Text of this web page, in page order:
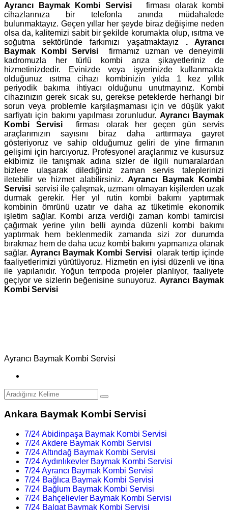
Ayrancı Baymak Kombi Servisi firması olarak kombi
cihazlarınıza bir telefonla anında müdahalede
bulunmaktayız. Geçen yıllar her şeyde biraz değişime neden
olsa da, kalitemizi sabit bir şekilde korumakta olup, ısıtma ve
soğutma sektöründe farkımızı yaşatmaktayız .Ayrancı
Baymak Kombi Servisifirmamız uzman ve deneyimli
kadromuzla her türlü kombi arıza şikayetleriniz de
hizmetinizdedir. Evinizde veya işyerinizde kullanmakta
olduğunuz ısıtma cihazı kombinizin yılda 1 kez yıllık
periyodik bakıma ihtiyacı olduğunu unutmayınız. Kombi
cihazınızın gerek sıcak su, gerekse peteklerde herhangi bir
sorun veya problemle karşılaşmaması için ve düşük yakıt
sarfiyatı için bakımı yapılması zorunludur. Ayrancı Baymak
Kombi Servisi firması olarak her geçen gün servis
araçlarımızın sayısını biraz daha arttırmaya gayret
gösteriyoruz ve sahip olduğumuz geliri de yine firmanın
gelişimi için harcıyoruz. Profesyonel araçlarımız ve kusursuz
ekibimiz ile tanışmak adına sizler de ilgili numaralardan
bizlere ulaşarak dilediğiniz zaman servis taleplerinizi
iletebilir ve hizmet alabilirsiniz. Ayrancı Baymak Kombi
Servisi servisi ile çalışmak, uzmanı olmayan kişilerden uzak
durmak gerekir. Her yıl rutin kombi bakımı yaptırmak
kombinin ömrünü uzatır ve daha az tüketimle ekonomik
işletim sağlar. Kombi arıza verdiği zaman kombi tamircisi
çağırmak yerine yılın belli ayında düzenli kombi bakımı
yaptırmak hem beklenmedik zamanda sizi zor durumda
bırakmaz hem de daha ucuz kombi bakımı yapmanıza olanak
sağlar.Ayrancı Baymak Kombi Servisi olarak tertip içinde
faaliyetlerimizi yürütüyoruz. Hizmetin en iyisi düzenli ve itina
ile yapılanıdır. Yoğun tempoda projeler planlıyor, faaliyete
geçiyor ve sizlerin beğenisine sunuyoruz.Ayrancı Baymak
Kombi Servisi
Ayrancı Baymak Kombi Servisi
Ankara Baymak Kombi Servisi
7/24 Abidinpaşa Baymak Kombi Servisi
7/24 Akdere Baymak Kombi Servisi
7/24 Altındağ Baymak Kombi Servisi
7/24 Aydınlıkevler Baymak Kombi Servisi
7/24 Ayrancı Baymak Kombi Servisi
7/24 Bağlıca Baymak Kombi Servisi
7/24 Bağlum Baymak Kombi Servisi
7/24 Bahçelievler Baymak Kombi Servisi
7/24 Balgat Baymak Kombi Servisi